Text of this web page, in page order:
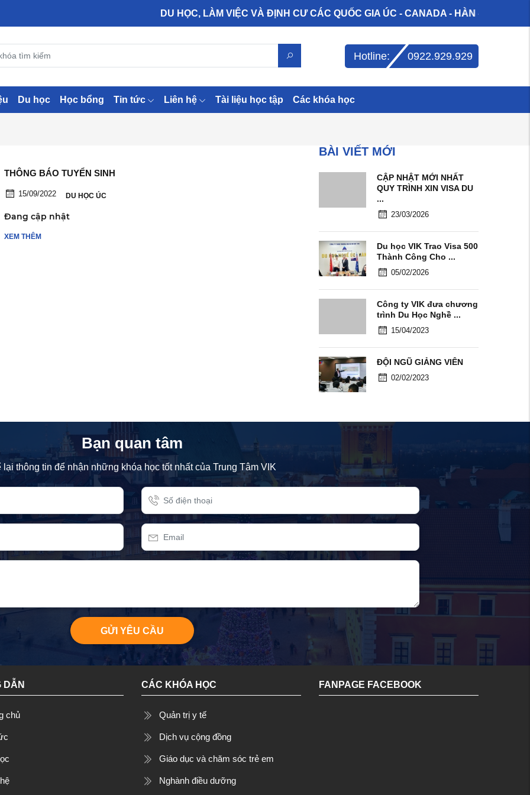
DU HỌC, LÀM VIỆC VÀ ĐỊNH CƯ CÁC QUỐC GIA ÚC - CANADA - HÀN - ĐỨC - MỸ -
Hotline: 0922.929.929
Du học Học bổng Tin tức Liên hệ Tài liệu học tập Các khóa học
THÔNG BÁO TUYỂN SINH
15/09/2022 DU HỌC ÚC
Đang cập nhật
XEM THÊM
BÀI VIẾT MỚI
CẬP NHẬT MỚI NHẤT
QUY TRÌNH XIN VISA DU
...
23/03/2026
Du học VIK Trao Visa 500
Thành Công Cho ...
05/02/2026
Công ty VIK đưa chương
trình Du Học Nghề ...
15/04/2023
ĐỘI NGŨ GIẢNG VIÊN
02/02/2023
Bạn quan tâm
lại thông tin để nhận những khóa học tốt nhất của Trung Tâm VIK
GỬI YÊU CẦU
DẪN
chủ
CÁC KHÓA HỌC
Quản trị y tế
Dịch vụ cộng đồng
Giáo dục và chăm sóc trẻ em
Nghành điều dưỡng
FANPAGE FACEBOOK